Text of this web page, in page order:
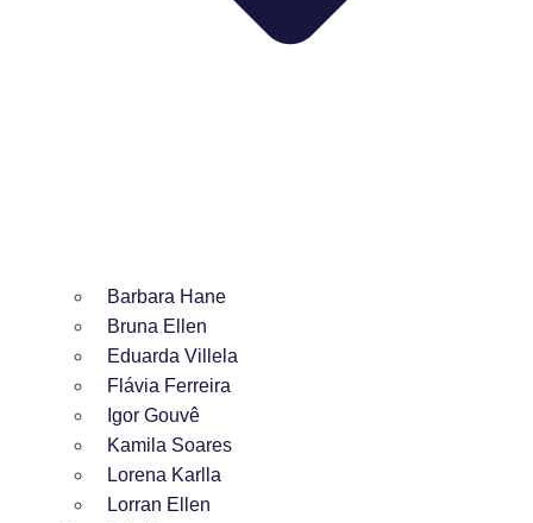
Barbara Hane
Bruna Ellen
Eduarda Villela
Flávia Ferreira
Igor Gouvê
Kamila Soares
Lorena Karlla
Lorran Ellen